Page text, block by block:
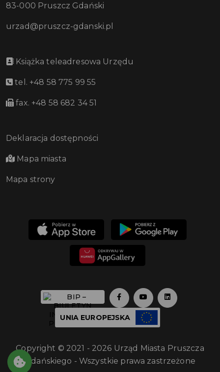
83-000 Pruszcz Gdański
urzad@pruszcz-gdanski.pl
Książka teleadresowa Urzędu
tel. +48 58 775 99 55
fax. +48 58 682 34 51
Deklaracja dostępności
Mapa miasta
Mapa strony
UNIA EUROPEJSKA
Copyright © 2021 - 2026 Urząd Miasta Pruszcza
Gdańskiego - Wszystkie prawa zastrzeżone